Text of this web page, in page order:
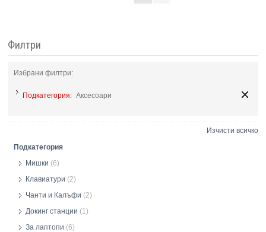
Филтри
Избрани филтри:
Подкатегория: Аксесоари
Изчисти всичко
Подкатегория
Мишки (6)
Клавиатури (2)
Чанти и Калъфи (2)
Докинг станции (1)
За лаптопи (6)